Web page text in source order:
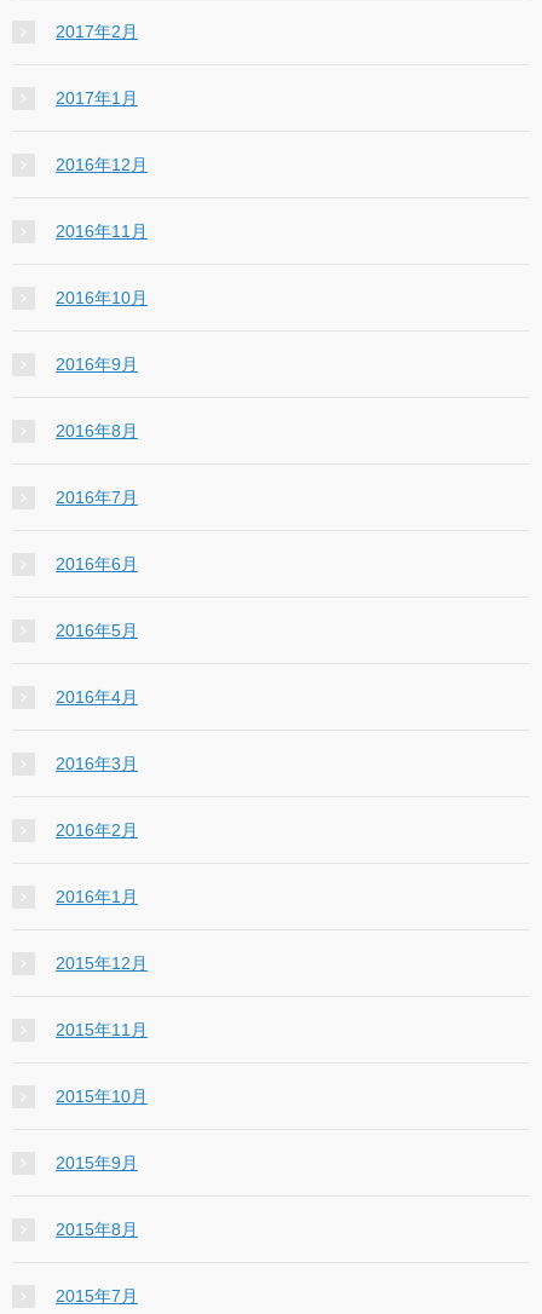
2017年2月
2017年1月
2016年12月
2016年11月
2016年10月
2016年9月
2016年8月
2016年7月
2016年6月
2016年5月
2016年4月
2016年3月
2016年2月
2016年1月
2015年12月
2015年11月
2015年10月
2015年9月
2015年8月
2015年7月